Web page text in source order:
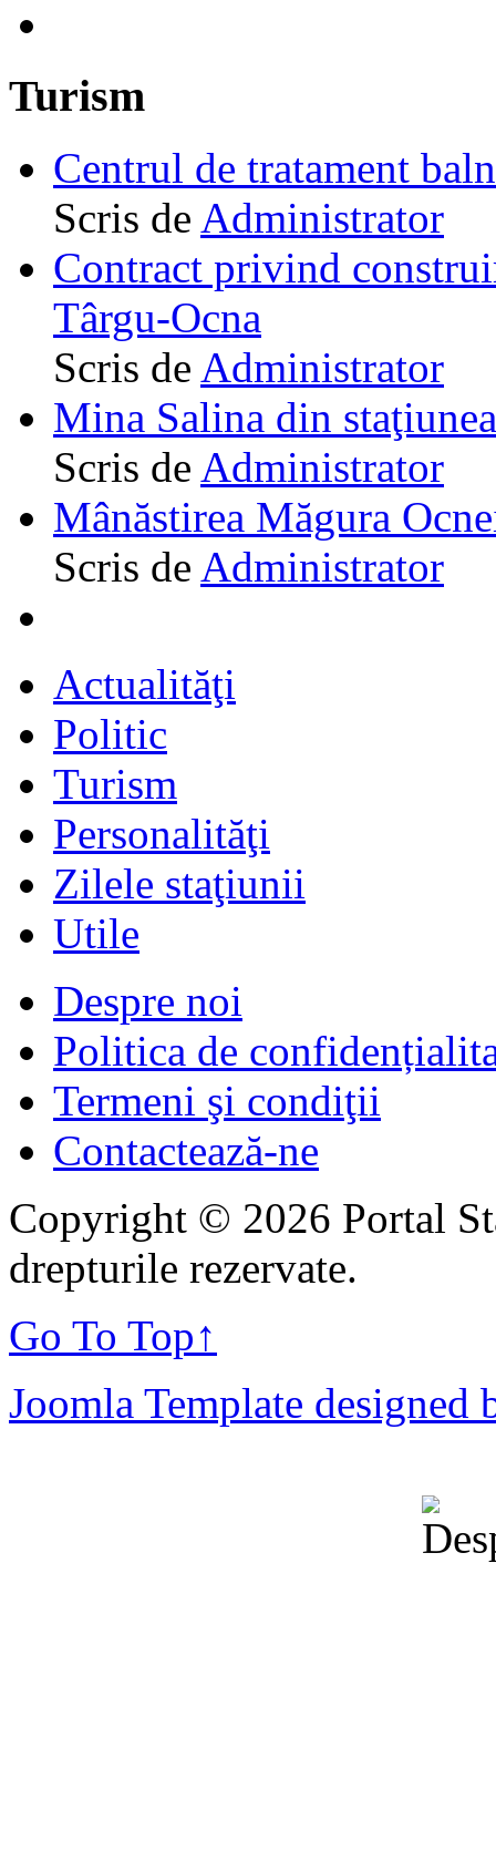
Turism
Centrul de tratament
Scris de Administrator
Contract privind
Târgu-Ocna
Scris de Administrator
Mina Salina din
Scris de Administrator
Mânăstirea Măgura
Scris de Administrator
Actualităţi
Politic
Turism
Personalităţi
Zilele staţiunii
Utile
Despre noi
Politica de
Termeni şi condiţii
Contactează-ne
Copyright © 2026 Portal
drepturile rezervate.
Go To Top↑
Joomla Template designed